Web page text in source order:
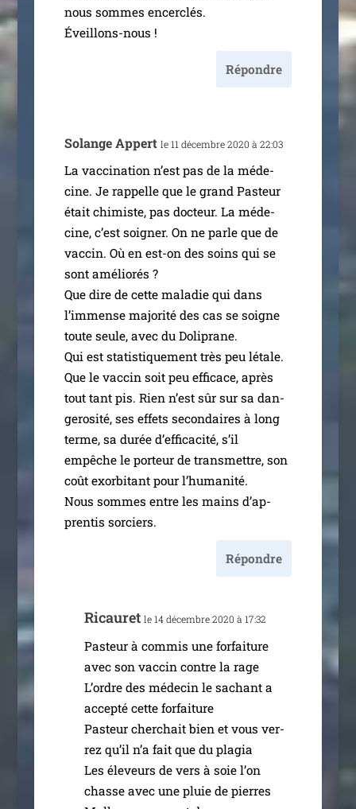
nous sommes encer­clés.
Éveillons-nous !
Répondre
Solange Appert le 11 décembre 2020 à 22:03
La vac­ci­na­tion n’est pas de la méde­
cine. Je rap­pelle que le grand Pasteur
était chi­miste, pas doc­teur. La méde­
cine, c’est soi­gner. On ne parle que de
vac­cin. Où en est-on des soins qui se
sont amé­lio­rés ?
Que dire de cette mala­die qui dans
l’im­mense majo­ri­té des cas se soigne
toute seule, avec du Doliprane.
Qui est sta­tis­ti­que­ment très peu létale.
Que le vac­cin soit peu effi­cace, après
tout tant pis. Rien n’est sûr sur sa dan­
ge­ro­si­té, ses effets secon­daires à long
terme, sa durée d’ef­fi­ca­ci­té, s’il
empêche le por­teur de trans­mettre, son
coût exor­bi­tant pour l’humanité.
Nous sommes entre les mains d’ap­
pren­tis sorciers.
Répondre
Ricauret le 14 décembre 2020 à 17:32
Pasteur à com­mis une for­fai­ture
avec son vac­cin contre la rage
L’ordre des méde­cin le sachant a
accep­té cette for­fai­ture
Pasteur cher­chait bien et vous ver­
rez qu’il n’a fait que du pla­gia
Les éle­veurs de vers à soie l’on
chasse avec une pluie de pierres